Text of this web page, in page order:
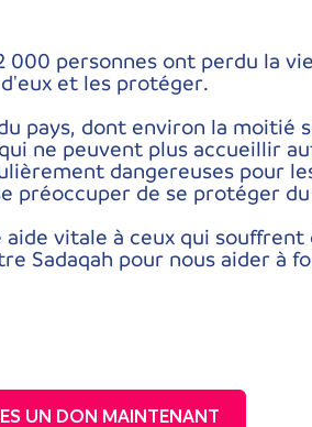
personnes ont perdu la
et les protéger.
pays, dont environ la moitié
ne peuvent plus accueillir
dangereuses pour
préoccuper de se protéger
vitale à ceux qui
Sadaqah pour nous aider à
UN DON MAINTENANT